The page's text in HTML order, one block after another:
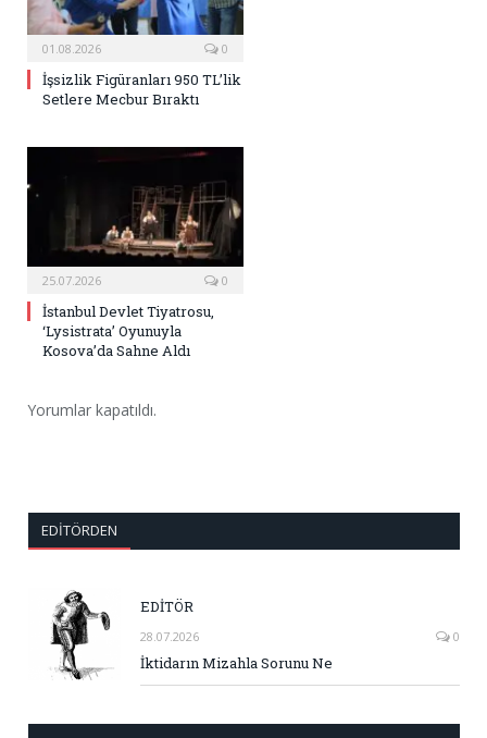
01.08.2026 0
İşsizlik Figüranları 950 TL’lik
Setlere Mecbur Bıraktı
25.07.2026 0
İstanbul Devlet Tiyatrosu,
‘Lysistrata’ Oyunuyla
Kosova’da Sahne Aldı
Yorumlar kapatıldı.
EDITÖRDEN
EDİTÖR
28.07.2026 0
İktidarın Mizahla Sorunu Ne